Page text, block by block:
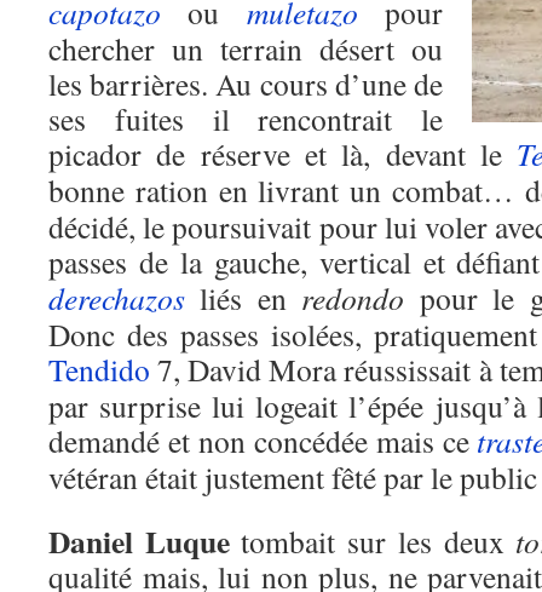
capotazo ou muletazo pour
chercher un terrain désert ou
les barrières. Au cours d’une de
ses fuites il rencontrait le
picador de réserve et là, devant le
bonne ration en livrant un combat…
décidé, le poursuivait pour lui voler
passes de la gauche, vertical et
derechazos liés en redondo pour le
Donc des passes isolées,
Tendido 7, David Mora réussissait à
par surprise lui logeait l’épée jusqu’à
demandé et non concédée mais ce
vétéran était justement fêté par le
Daniel Luquetombait sur les deux
qualité mais, lui non plus, ne